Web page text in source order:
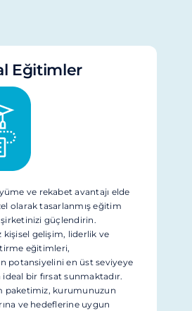
Eğitimler
ve rekabet avantajı elde
olarak tasarlanmış eğitim
güçlendirin.
gelişim, liderlik ve
eğitimleri,
potansiyelini en üst seviyeye
bir fırsat sunmaktadır.
paketimiz, kurumunuzun
ve hedeflerine uygun